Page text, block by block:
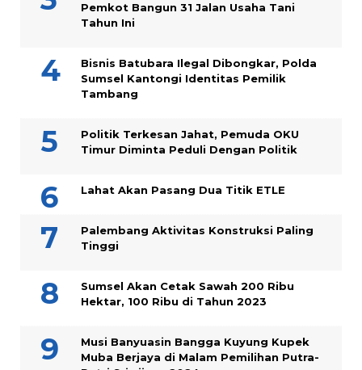
Pemkot Bangun 31 Jalan Usaha Tani
Tahun Ini
Bisnis Batubara Ilegal Dibongkar, Polda
Sumsel Kantongi Identitas Pemilik
Tambang
Politik Terkesan Jahat, Pemuda OKU
Timur Diminta Peduli Dengan Politik
Lahat Akan Pasang Dua Titik ETLE
Palembang Aktivitas Konstruksi Paling
Tinggi
Sumsel Akan Cetak Sawah 200 Ribu
Hektar, 100 Ribu di Tahun 2023
Musi Banyuasin Bangga Kuyung Kupek
Muba Berjaya di Malam Pemilihan Putra-